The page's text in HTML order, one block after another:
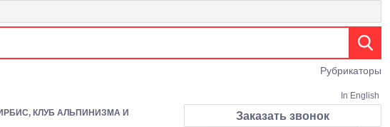
Рубрикаторы
In English
КЛУБ АЛЬПИНИЗМА И
Заказать звонок